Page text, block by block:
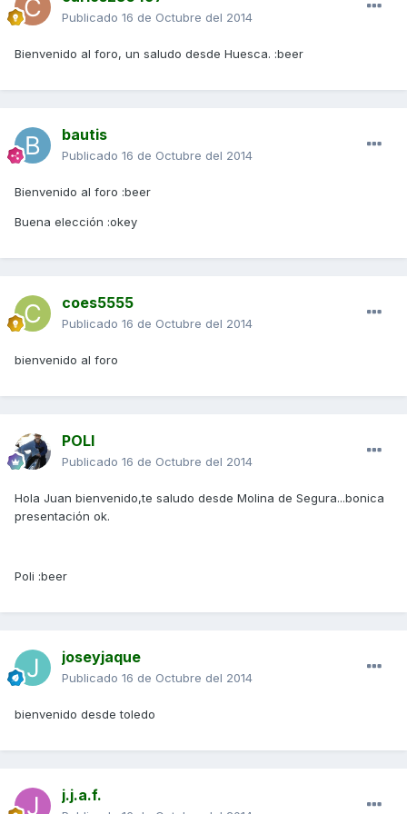
Publicado 16 de Octubre del 2014
Bienvenido al foro, un saludo desde Huesca. :beer
bautis
Publicado 16 de Octubre del 2014
Bienvenido al foro :beer
Buena elección :okey
coes5555
Publicado 16 de Octubre del 2014
bienvenido al foro
POLI
Publicado 16 de Octubre del 2014
Hola Juan bienvenido,te saludo desde Molina de Segura...bonica
presentación ok.
Poli :beer
joseyjaque
Publicado 16 de Octubre del 2014
bienvenido desde toledo
j.j.a.f.